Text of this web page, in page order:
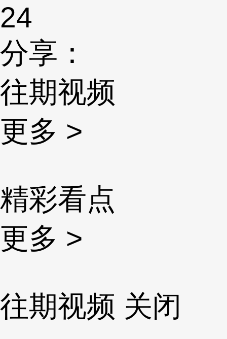
24
分享：
往期视频
更多 >
精彩看点
更多 >
往期视频 关闭